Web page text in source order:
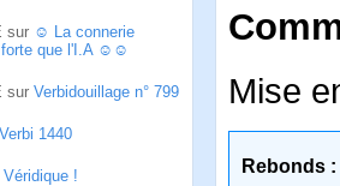
sur ☺ La connerie
forte que l'I.A ☺☺
sur Verbidouillage n° 799
Verbi 1440
Véridique !
Mise
Rebonds :